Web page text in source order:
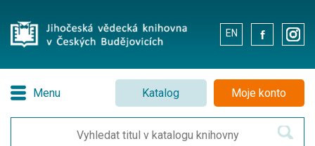
EN . .
Menu Katalog Moje konto